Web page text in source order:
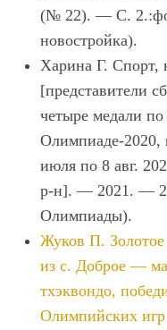
(№ 22). — С.
новостройка).
Харина Г. Спорт,
[представители
четыре медали
Олимпиаде-2020,
июля по 8 авг.
р-н]. — 2021. —
Олимпиады).
Жуков П.
из с. Доброе —
тхэквондо,
Олимпийских